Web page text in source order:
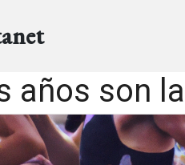
años son